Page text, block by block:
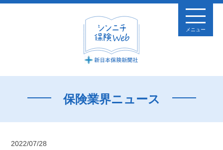
メニュー
保険業界ニュース
2022/07/28